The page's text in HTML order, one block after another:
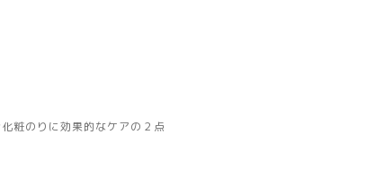
粧のりに効果的なケアの２点